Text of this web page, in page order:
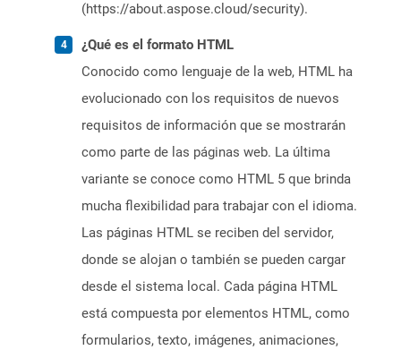
(https://about.aspose.cloud/security).
¿Qué es el formato HTML
Conocido como lenguaje de la web, HTML ha
evolucionado con los requisitos de nuevos
requisitos de información que se mostrarán
como parte de las páginas web. La última
variante se conoce como HTML 5 que brinda
mucha flexibilidad para trabajar con el idioma.
Las páginas HTML se reciben del servidor,
donde se alojan o también se pueden cargar
desde el sistema local. Cada página HTML
está compuesta por elementos HTML, como
formularios, texto, imágenes, animaciones,